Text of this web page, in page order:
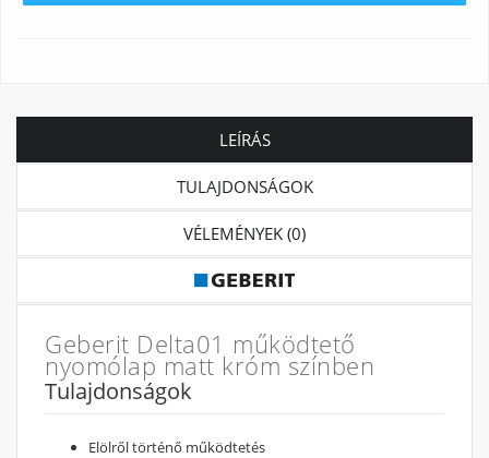
LEÍRÁS
TULAJDONSÁGOK
VÉLEMÉNYEK (0)
Geberit Delta01 működtető
nyomólap matt króm színben
Tulajdonságok
Elölről történő működtetés